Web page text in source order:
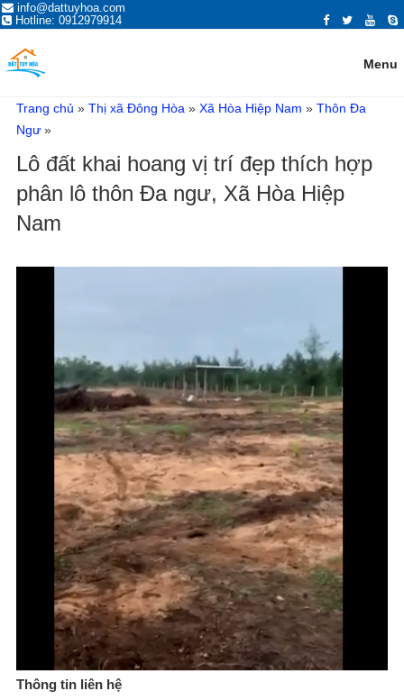
info@dattuyhoa.com
Hotline: 0912979914
ĐĂNG TIN MUA BÁN NHÀ ĐẤT,
PHÚ YÊN
Trang đăng tin mua bán nhà đất Tuy Hòa Phú Yên 2021 chính chủ, giá tốt,
vị trí đẹp, đường rộng. Mua bán nhà đất ở Tuy Hòa, Phú Yên có giấy tờ
sổ hồng đỏ, đất ven biển, hướng đông, tây, nam, bắc...
Menu
Trang chủ » Thị xã Đông Hòa » Xã Hòa Hiệp Nam » Thôn Đa
Ngư»
Lô đất khai hoang vị trí đẹp thích hợp
phân lô thôn Đa ngư, Xã Hòa Hiệp
Nam
Thông tin liên hệ